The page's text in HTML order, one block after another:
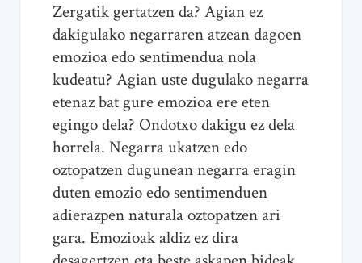
Zergatik gertatzen da? Agian ez
dakigulako negarraren atzean dagoen
emozioa edo sentimendua nola
kudeatu? Agian uste dugulako negarra
etenaz bat gure emozioa ere eten
egingo dela? Ondotxo dakigu ez dela
horrela. Negarra ukatzen edo
oztopatzen dugunean negarra eragin
duten emozio edo sentimenduen
adierazpen naturala oztopatzen ari
gara. Emozioak aldiz ez dira